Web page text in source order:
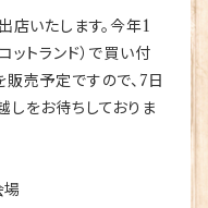
いたします。今年1
ットランド）で買い付
売予定ですので、7日
をお待ちしておりま